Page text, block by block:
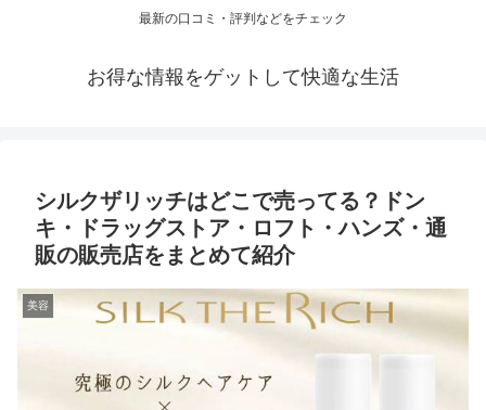
最新の口コミ・評判などをチェック
お得な情報をゲットして快適な生活
シルクザリッチはどこで売ってる？ドン
キ・ドラッグストア・ロフト・ハンズ・通
販の販売店をまとめて紹介
美容